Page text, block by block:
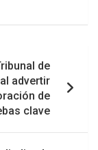
de
advertir
de
clave